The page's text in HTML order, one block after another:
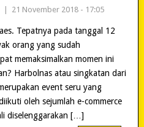
21 November 2018 - 17:05
Tepatnya pada tanggal 12
orang yang sudah
memaksimalkan momen ini
Harbolnas atau singkatan dari
event seru yang
oleh sejumlah e-commerce
diselenggarakan […]